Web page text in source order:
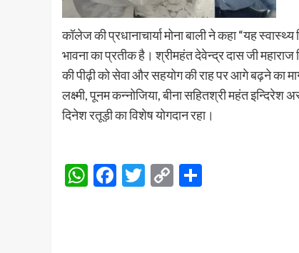
कॉलेज की प्रधानाचार्या मोना बाली ने कहा “यह
भावना का प्रतीक है। श्रीमहंत देवेन्द्र दास जी
की पीढ़ी को सेवा और सहयोग की राह पर आगे बढ़ने का
लक्ष्मी, पूनम कन्नोजिया, बीना सहितश्री महंत
दिनेश रतूड़ी का विशेष योगदान रहा।
WhatsApp
Facebook
Twitter
Copy